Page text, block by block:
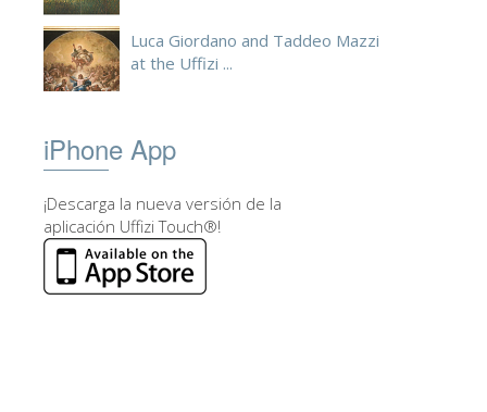
Luca Giordano and Taddeo Mazzi
at the Uffizi ...
iPhone App
¡Descarga la nueva versión de la
aplicación Uffizi Touch®!